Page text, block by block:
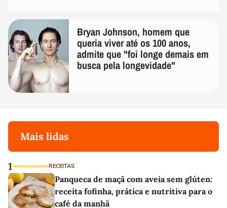
Bryan Johnson, homem que
queria viver até os 100 anos,
admite que "foi longe demais em
busca pela longevidade"
Mais lidas
1 RECEITAS
Panqueca de maçã com aveia sem glúten:
receita fofinha, prática e nutritiva para o
café da manhã